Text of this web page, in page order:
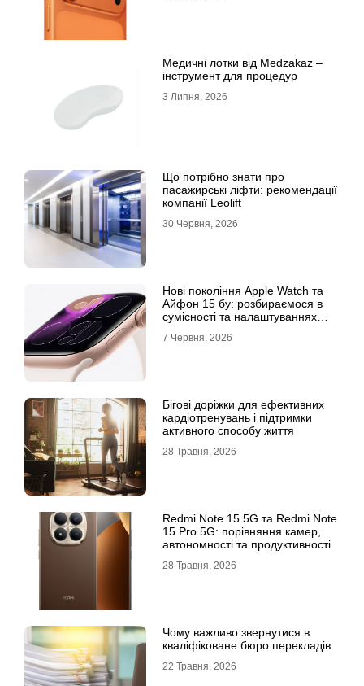
Медичні лотки від Medzakaz –
інструмент для процедур
3 Липня, 2026
Що потрібно знати про
пасажирські ліфти: рекомендації
компанії Leolift
30 Червня, 2026
Нові покоління Apple Watch та
Айфон 15 бу: розбираємося в
сумісності та налаштуваннях
7 Червня, 2026
Бігові доріжки для ефективних
кардіотренувань і підтримки
активного способу життя
28 Травня, 2026
Redmi Note 15 5G та Redmi Note
15 Pro 5G: порівняння камер,
автономності та продуктивності
28 Травня, 2026
Чому важливо звернутися в
кваліфіковане бюро перекладів
22 Травня, 2026